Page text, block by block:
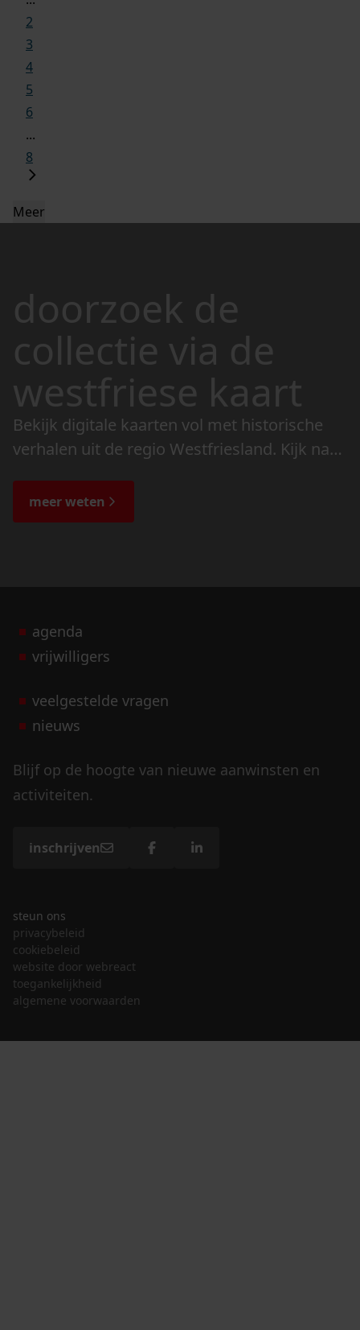
2
3
4
5
6
...
8
Meer
doorzoek de
collectie via de
westfriese kaart
Bekijk digitale kaarten vol met historische
verhalen uit de regio Westfriesland. Kijk naar
de bijzondere verhalen.
meer weten
agenda
vrijwilligers
veelgestelde vragen
nieuws
Blijf op de hoogte van nieuwe aanwinsten en
activiteiten.
inschrijven
steun ons
privacybeleid
cookiebeleid
website door webreact
toegankelijkheid
algemene voorwaarden